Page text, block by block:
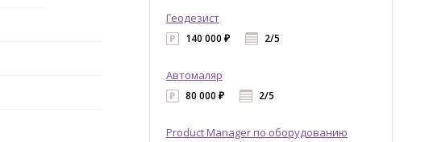
Геодезист
140 000 ₽ 2/5
Автомаляр
80 000 ₽ 2/5
Product Manager по оборудованию